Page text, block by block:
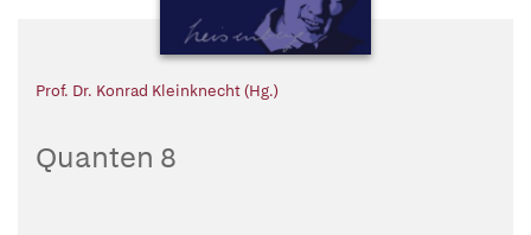
Prof. Dr. Konrad Kleinknecht (Hg.)
Quanten 8